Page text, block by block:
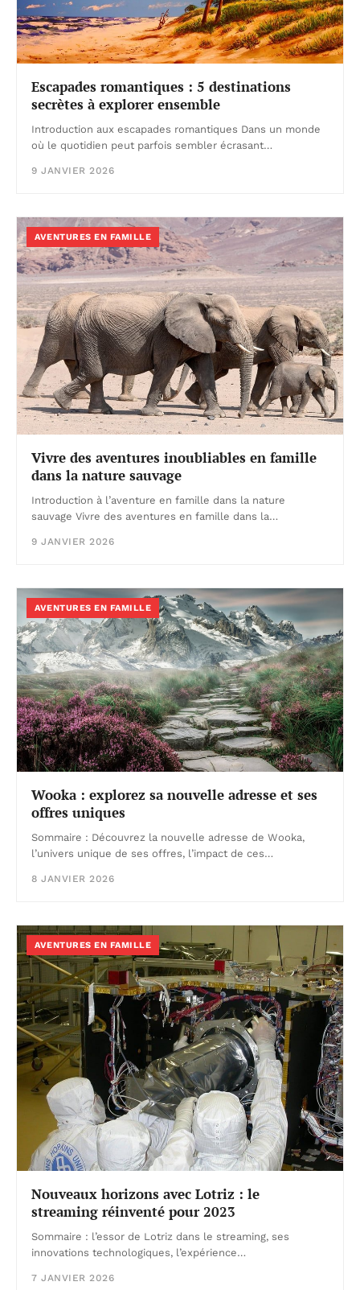
Escapades romantiques : 5 destinations
secrètes à explorer ensemble
Introduction aux escapades romantiques Dans un monde
où le quotidien peut parfois sembler écrasant…
9 JANVIER 2026
AVENTURES EN FAMILLE
Vivre des aventures inoubliables en famille
dans la nature sauvage
Introduction à l’aventure en famille dans la nature
sauvage Vivre des aventures en famille dans la…
9 JANVIER 2026
AVENTURES EN FAMILLE
Wooka : explorez sa nouvelle adresse et ses
offres uniques
Sommaire : Découvrez la nouvelle adresse de Wooka,
l’univers unique de ses offres, l’impact de ces…
8 JANVIER 2026
AVENTURES EN FAMILLE
Nouveaux horizons avec Lotriz : le
streaming réinventé pour 2023
Sommaire : l’essor de Lotriz dans le streaming, ses
innovations technologiques, l’expérience…
7 JANVIER 2026